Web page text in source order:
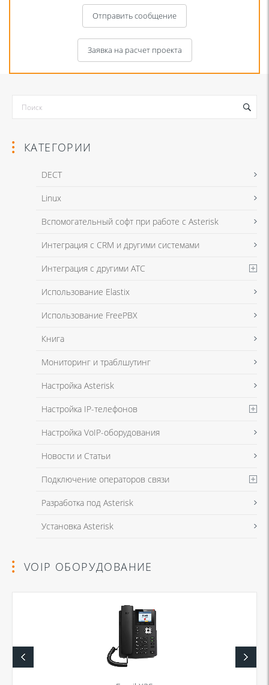
Отправить сообщение
Я даю согласие на обработку моих персональных данных для связи
в соответствии сПолитикой в отношении обработки персональных
Заявка на расчет проекта
Я даю согласие на обработку моих персональных данных для связи
в соответствии с Политикой в отношении обработки персональных
КАТЕГОРИИ
DECT
Linux
Вспомогательный софт при работе с Asterisk
Интеграция с CRM и другими системами
Интеграция с другими АТС
Использование Elastix
Использование FreePBX
Книга
Мониторинг и траблшутинг
Настройка Asterisk
Настройка IP-телефонов
Настройка VoIP-оборудования
Новости и Статьи
Подключение операторов связи
Разработка под Asterisk
Установка Asterisk
VOIP ОБОРУДОВАНИЕ